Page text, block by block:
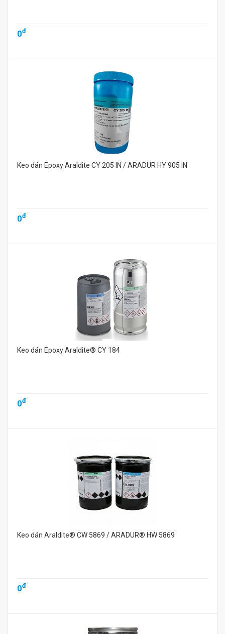
0đ
Keo dán Epoxy Araldite CY 205 IN / ARADUR HY 905 IN
0đ
Keo dán Epoxy Araldite® CY 184
0đ
Keo dán Araldite® CW 5869 / ARADUR® HW 5869
0đ